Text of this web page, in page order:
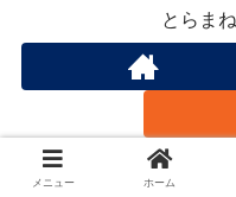
とらま
メニュー ホーム